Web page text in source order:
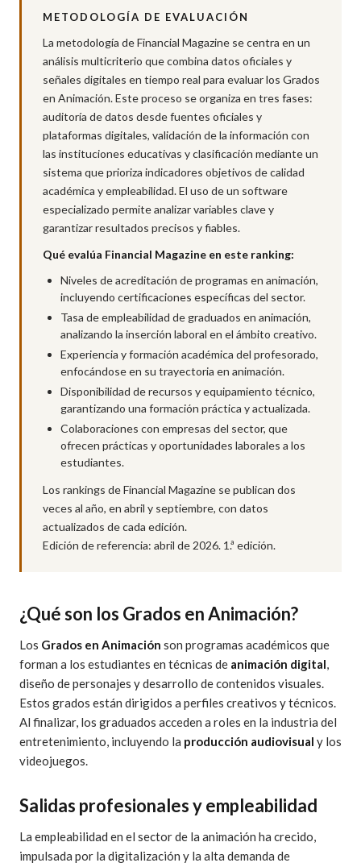
METODOLOGÍA DE EVALUACIÓN
La metodología de Financial Magazine se centra en un
análisis multicriterio que combina datos oficiales y
señales digitales en tiempo real para evaluar los Grados
en Animación. Este proceso se organiza en tres fases:
auditoría de datos desde fuentes oficiales y
plataformas digitales, validación de la información con
las instituciones educativas y clasificación mediante un
sistema que prioriza indicadores objetivos de calidad
académica y empleabilidad. El uso de un software
especializado permite analizar variables clave y
garantizar resultados precisos y fiables.
Qué evalúa Financial Magazine en este ranking:
Niveles de acreditación de programas en animación,
incluyendo certificaciones específicas del sector.
Tasa de empleabilidad de graduados en animación,
analizando la inserción laboral en el ámbito creativo.
Experiencia y formación académica del profesorado,
enfocándose en su trayectoria en animación.
Disponibilidad de recursos y equipamiento técnico,
garantizando una formación práctica y actualizada.
Colaboraciones con empresas del sector, que
ofrecen prácticas y oportunidades laborales a los
estudiantes.
Los rankings de Financial Magazine se publican dos
veces al año, en abril y septiembre, con datos
actualizados de cada edición.
Edición de referencia: abril de 2026. 1.ª edición.
¿Qué son los Grados en Animación?
Los Grados en Animación son programas académicos que
forman a los estudiantes en técnicas de animación digital,
diseño de personajes y desarrollo de contenidos visuales.
Estos grados están dirigidos a perfiles creativos y técnicos.
Al finalizar, los graduados acceden a roles en la industria del
entretenimiento, incluyendo la producción audiovisual y los
videojuegos.
Salidas profesionales y empleabilidad
La empleabilidad en el sector de la animación ha crecido,
impulsada por la digitalización y la alta demanda de